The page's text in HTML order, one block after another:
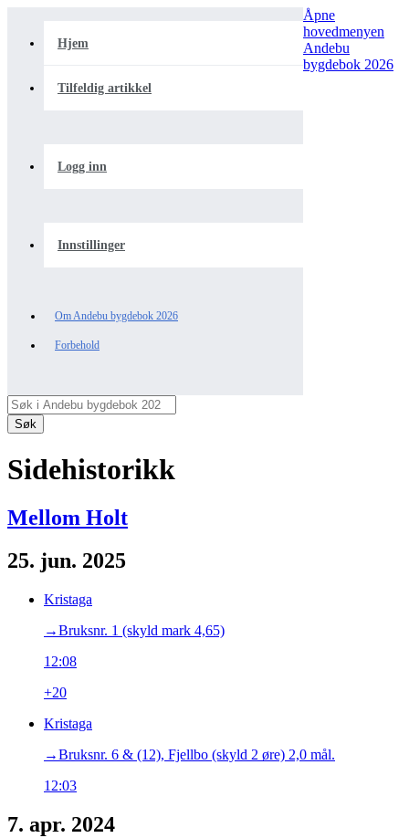
Hjem
Tilfeldig artikkel
Logg inn
Innstillinger
Om Andebu bygdebok 2026
Forbehold
Åpne
hovedmenyen
Andebu
bygdebok 2026
Søk
Sidehistorikk
Mellom Holt
25. jun. 2025
Kristaga
→‎Bruksnr. 1 (skyld mark 4,65)
12:08
+20
Kristaga
→‎Bruksnr. 6 & (12), Fjellbo (skyld 2 øre) 2,0 mål.
12:03
7. apr. 2024